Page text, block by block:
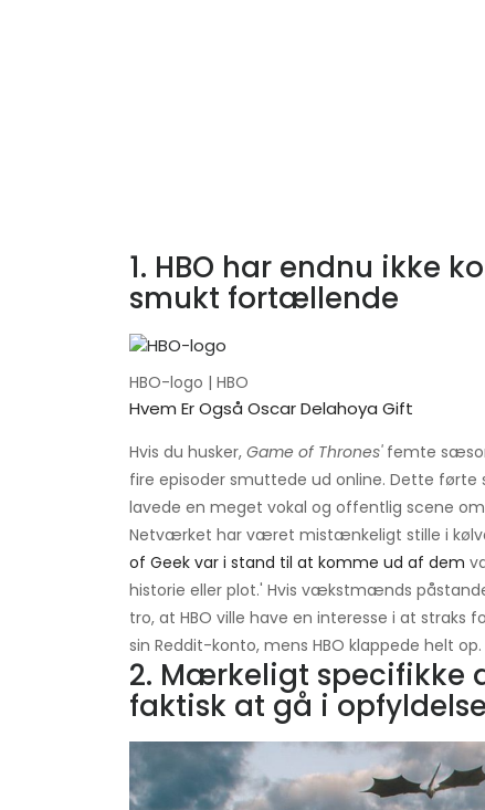
1. HBO har endnu ikke
smukt fortællende
HBO-logo | HBO
Hvem Er Også Oscar Delahoya Gift
Hvis du husker, Game of Thrones'femte
fire episoder smuttede ud online. Dette førte
lavede en meget vokal og offentlig scene
Netværket har været mistænkeligt stille i
of Geek var i stand til at komme ud af dem
historie eller plot.' Hvis vækstmænds
tro, at HBO ville have en interesse i at straks
sin Reddit-konto, mens HBO klappede helt op.
2. Mærkeligt specifikke
faktisk at gå i opfyldelse